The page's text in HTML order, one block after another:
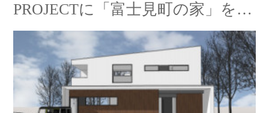
PROJECTに「富士見町の家」を追加しました。